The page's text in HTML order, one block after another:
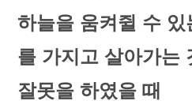
하늘을 움켜쥘 수
를 가지고 살아가는
잘못을 하였을 때